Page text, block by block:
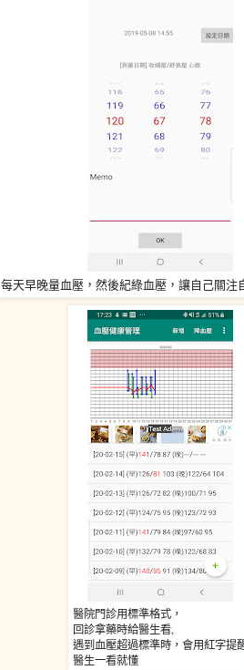
每天早晚量血壓，然後紀綠血壓，讓自己關注
醫院門診用標準格式，
回診拿藥時給醫生看,
遇到血壓超過標準時，會用紅字提
醫生一看就懂